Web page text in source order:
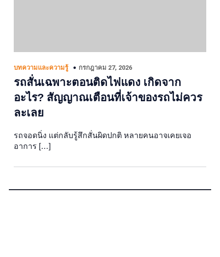
บทความและความรู้ กรกฎาคม 27, 2026
รถสั่นเฉพาะตอนติดไฟแดง เกิดจาก
อะไร? สัญญาณเตือนที่เจ้าของรถไม่ควร
ละเลย
รถจอดนิ่ง แต่กลับรู้สึกสั่นผิดปกติ หลายคนอาจเคยเจอ
อาการ […]